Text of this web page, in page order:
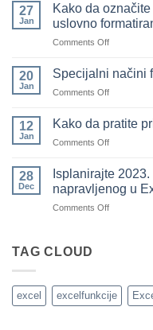
evidentirate
stvari
koje
pozajmili
ste
pozajmili
27
Jan
Kako da
uslovno
Comments Offon
u
formatiranje
brojevima
20
Jan
Specijalni načini
Comments Offon
načini
formatiranja
12
Jan
Kako da pratite
Comments Offon
prihode
i
28
Dec
Isplanirajte
napravljenog u
Comments Offon
u
TAG CLOUD
excel excelfunkcije